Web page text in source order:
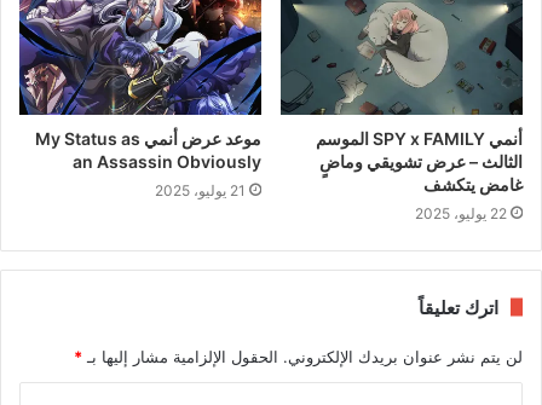
أنمي SPY x FAMILY الموسم
الثالث – عرض تشويقي وماضٍ
غامض يتكشف
22 يوليو، 2025
موعد عرض أنمي My Status as
an Assassin Obviously
21 يوليو، 2025
اترك تعليقاً
لن يتم نشر عنوان بريدك الإلكتروني. الحقول الإلزامية مشار إليها بـ *